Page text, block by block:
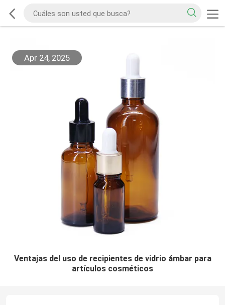
Apr 24, 2025
Ventajas del uso de recipientes de vidrio ámbar para
artículos cosméticos